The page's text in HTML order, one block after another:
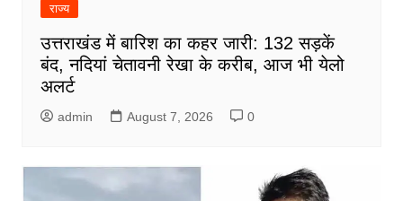
राज्य
उत्तराखंड में बारिश का कहर जारी: 132 सड़कें
बंद, नदियां चेतावनी रेखा के करीब, आज भी येलो
अलर्ट
admin August 7, 2026 0